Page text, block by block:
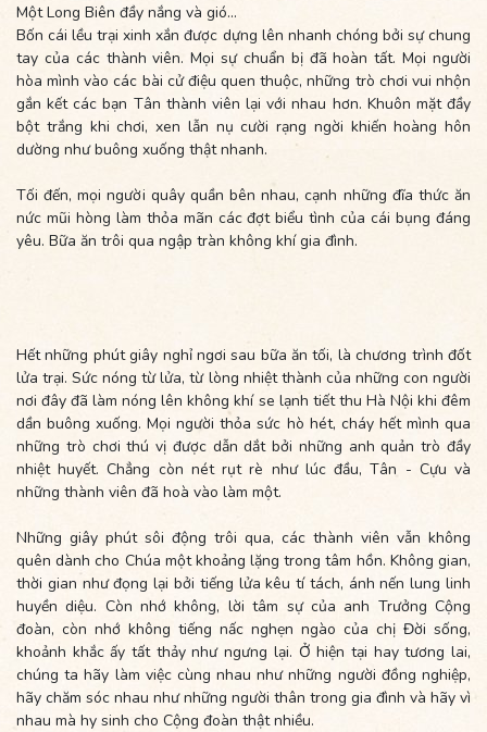
Một Long Biên đầy nắng và gió...
Bốn cái lều trại xinh xắn được dựng lên nhanh chóng bởi sự chung
tay của các thành viên. Mọi sự chuẩn bị đã hoàn tất. Mọi người
hòa mình vào các bài cử điệu quen thuộc, những trò chơi vui nhộn
gắn kết các bạn Tân thành viên lại với nhau hơn. Khuôn mặt đầy
bột trắng khi chơi, xen lẫn nụ cười rạng ngời khiến hoàng hôn
dường như buông xuống thật nhanh.
Tối đến, mọi người quây quần bên nhau, cạnh những đĩa thức ăn
nức mũi hòng làm thỏa mãn các đợt biểu tình của cái bụng đáng
yêu. Bữa ăn trôi qua ngập tràn không khí gia đình.
Hết những phút giây nghỉ ngơi sau bữa ăn tối, là chương trình đốt
lửa trại. Sức nóng từ lửa, từ lòng nhiệt thành của những con người
nơi đây đã làm nóng lên không khí se lạnh tiết thu Hà Nội khi đêm
dần buông xuống. Mọi người thỏa sức hò hét, cháy hết mình qua
những trò chơi thú vị được dẫn dắt bởi những anh quản trò đầy
nhiệt huyết. Chẳng còn nét rụt rè như lúc đầu, Tân - Cựu và
những thành viên đã hoà vào làm một.
Những giây phút sôi động trôi qua, các thành viên vẫn không
quên dành cho Chúa một khoảng lặng trong tâm hồn. Không gian,
thời gian như đọng lại bởi tiếng lửa kêu tí tách, ánh nến lung linh
huyền diệu. Còn nhớ không, lời tâm sự của anh Trưởng Cộng
đoàn, còn nhớ không tiếng nấc nghẹn ngào của chị Đời sống,
khoảnh khắc ấy tất thảy như ngưng lại. Ở hiện tại hay tương lai,
chúng ta hãy làm việc cùng nhau như những người đồng nghiệp,
hãy chăm sóc nhau như những người thân trong gia đình và hãy vì
nhau mà hy sinh cho Cộng đoàn thật nhiều.